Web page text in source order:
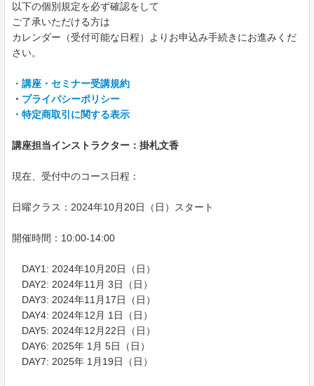
以下の個別規定を必ず確認をして
ご了承いただける方は
カレンダー（受付可能な日程）よりお申込み手続きにお進みくだ
さい。
・ 講座・セミナー受講規約
・ プライバシーポリシー
・特定商取引に関する表示
講座担当インストラクター：掛札文香
現在、受付中のコース日程：
日曜クラス：2024年10月20日（日）スタート
開催時間：10:00-14:00
DAY1: 2024年10月20日（日）
DAY2: 2024年11月 3日（日）
DAY3: 2024年11月17日（日）
DAY4: 2024年12月 1日（日）
DAY5: 2024年12月22日（日）
DAY6: 2025年 1月 5日（日）
DAY7: 2025年 1月19日（日）